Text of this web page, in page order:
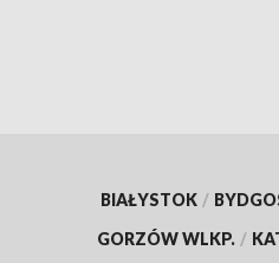
BIAŁYSTOK /
GORZÓW WLKP. /